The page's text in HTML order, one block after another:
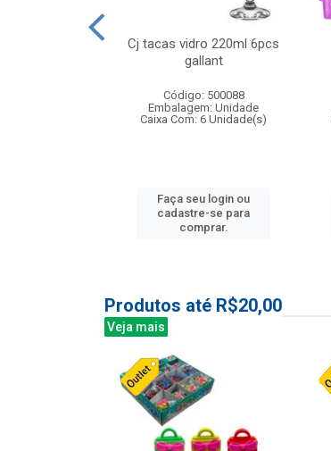
Cj tacas vidro 220ml 6pcs
gallant
Código: 500088
Embalagem: Unidade
Caixa Com: 6 Unidade(s)
Faça seu login ou
cadastre-se para
comprar.
Produtos até R$20,00
Veja mais